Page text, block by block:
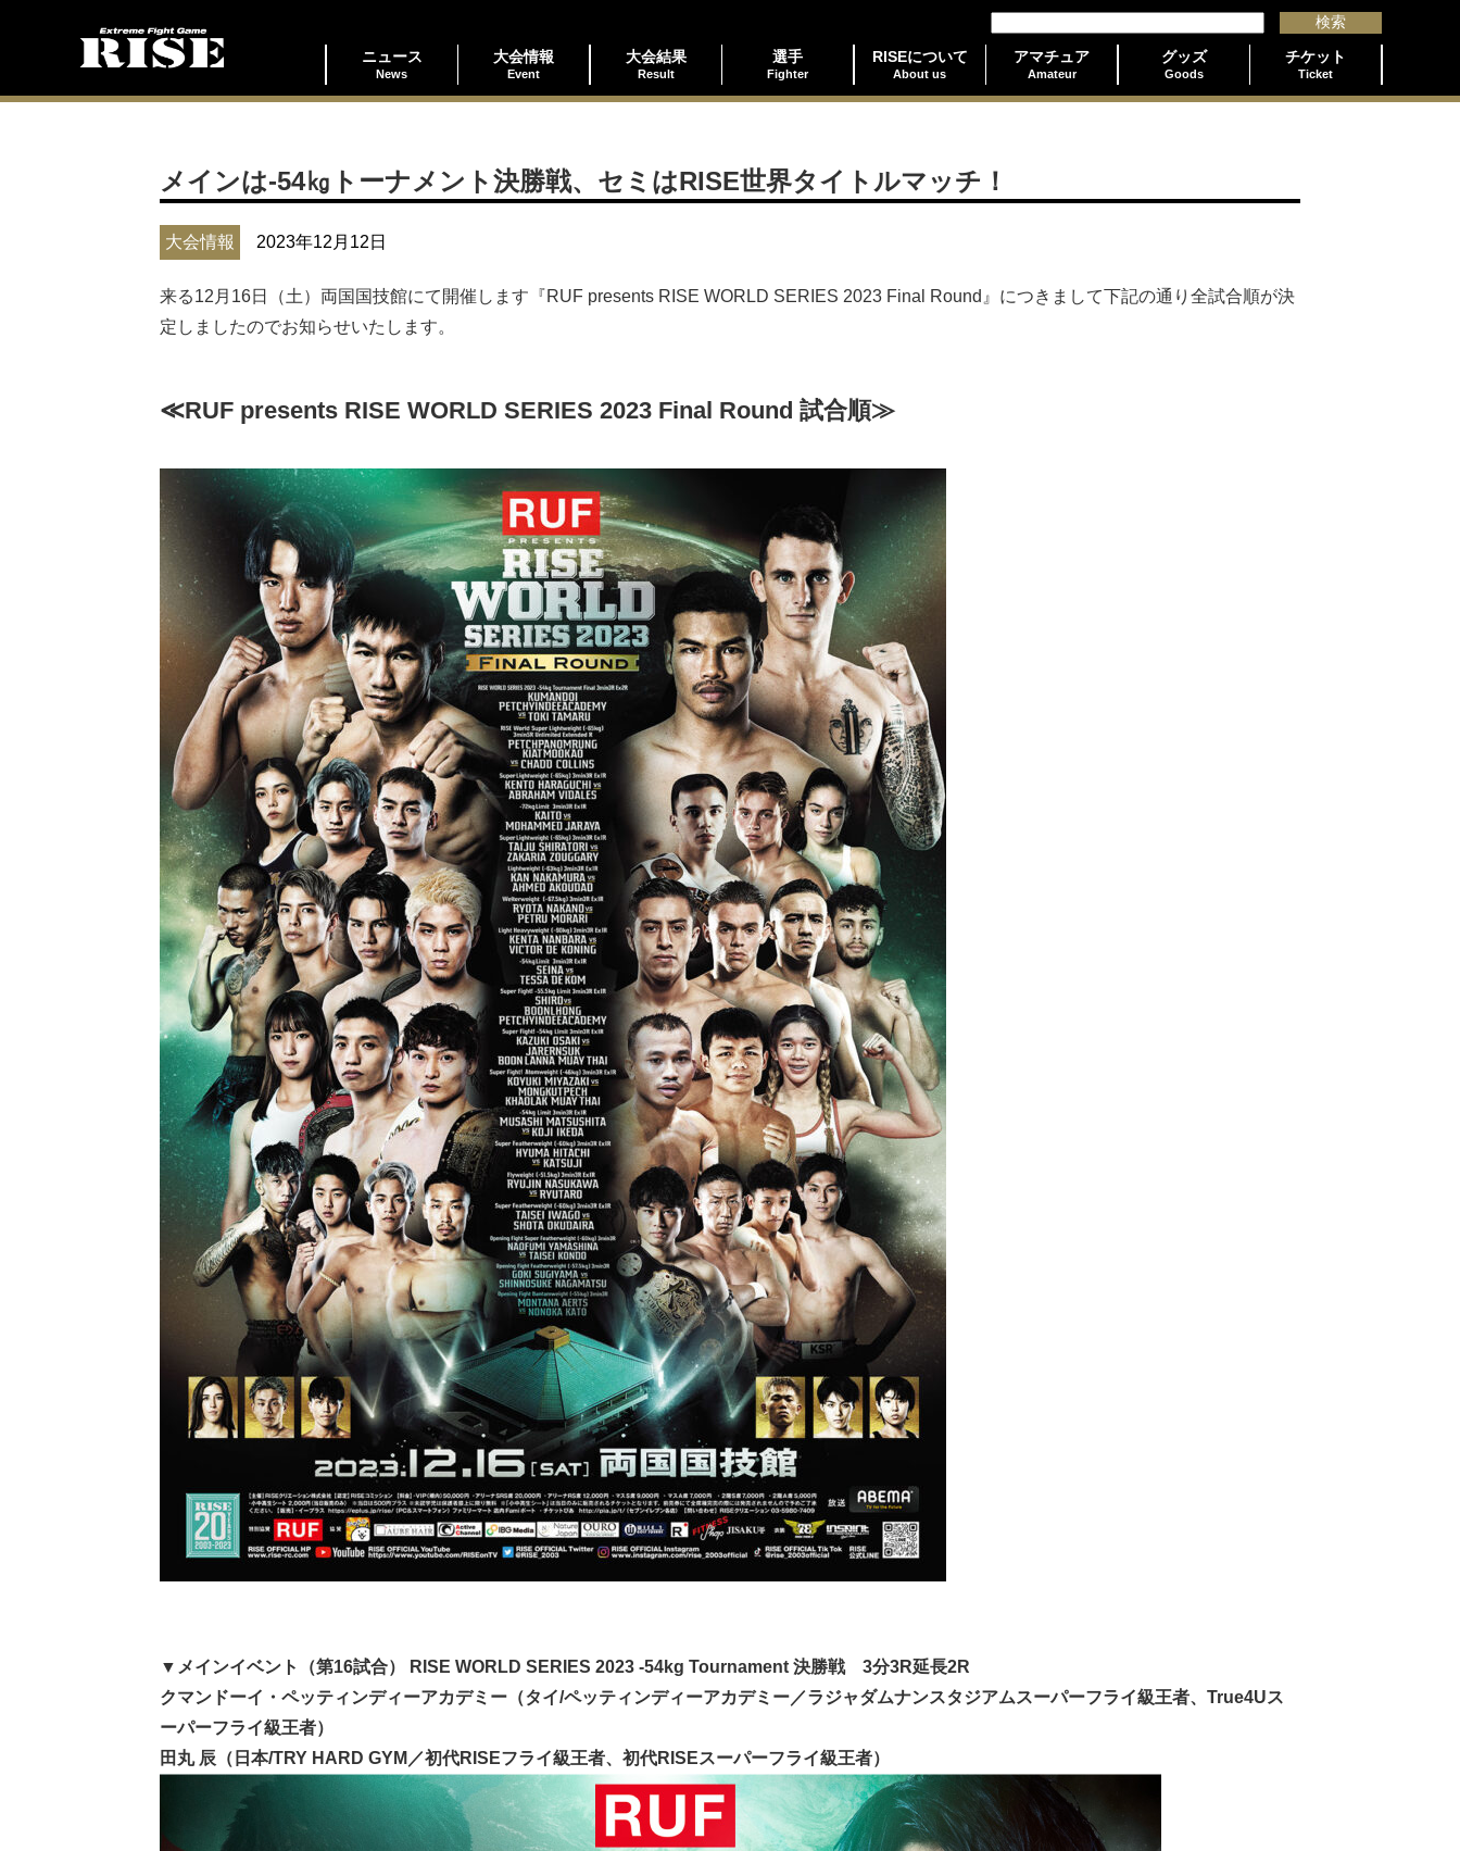
ニュース
News
大会情報
Event
大会結果
Result
選手
Fighter
RISEについて
About us
アマチュア
Amateur
グッズ
Goods
チケット
Ticket
メインは-54㎏トーナメント決勝戦、セミはRISE世界タイトルマッチ！
大会情報 2023年12月12日
来る12月16日（土）両国国技館にて開催します『RUF presents RISE WORLD SERIES 2023 Final Round』につきまして下記の通り全試合順が決
定しましたのでお知らせいたします。
≪RUF presents RISE WORLD SERIES 2023 Final Round 試合順≫
▼メインイベント（第16試合） RISE WORLD SERIES 2023 -54kg Tournament 決勝戦 3分3R延長2R
クマンドーイ・ペッティンディーアカデミー（タイ/ペッティンディーアカデミー／ラジャダムナンスタジアムスーパーフライ級王者、True4Uス
ーパーフライ級王者）
田丸 辰（日本/TRY HARD GYM／初代RISEフライ級王者、初代RISEスーパーフライ級王者）